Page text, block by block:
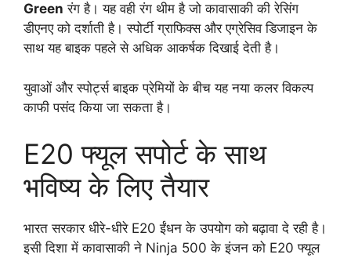
Green रंग है। यह वही रंग थीम है जो कावासाकी की रेसिंग
डीएनए को दर्शाती है। स्पोर्टी ग्राफिक्स और एग्रेसिव डिजाइन के
साथ यह बाइक पहले से अधिक आकर्षक दिखाई देती है।
युवाओं और स्पोर्ट्स बाइक प्रेमियों के बीच यह नया कलर विकल्प
काफी पसंद किया जा सकता है।
E20 फ्यूल सपोर्ट के साथ
भविष्य के लिए तैयार
भारत सरकार धीरे-धीरे E20 ईंधन के उपयोग को बढ़ावा दे रही है।
इसी दिशा में कावासाकी ने Ninja 500 के इंजन को E20 फ्यूल